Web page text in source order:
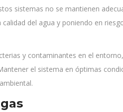
sistemas no se mantienen
del agua y poniendo en
y contaminantes en el
el sistema en óptimas